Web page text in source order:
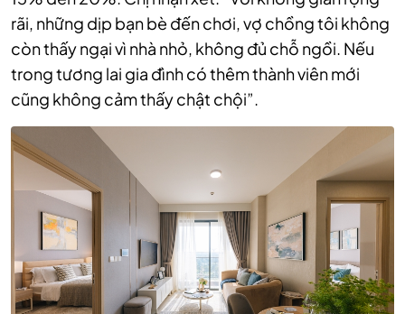
rãi, những dịp bạn bè đến chơi, vợ chồng tôi không
còn thấy ngại vì nhà nhỏ, không đủ chỗ ngồi. Nếu
trong tương lai gia đình có thêm thành viên mới
cũng không cảm thấy chật chội”.